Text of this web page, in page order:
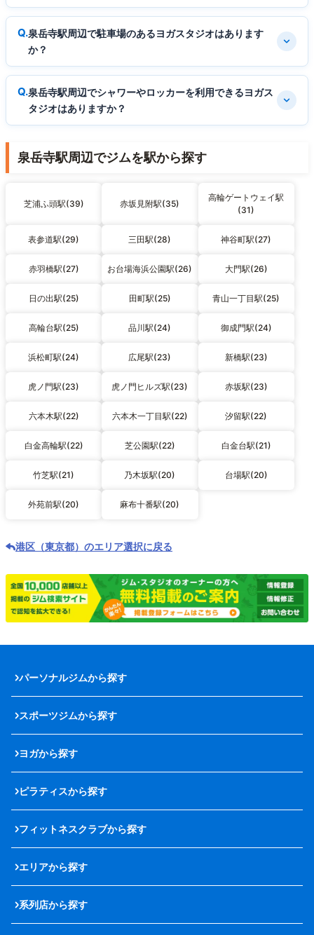
泉岳寺駅周辺で駐車場のあるヨガスタジオはあります
か？
泉岳寺駅周辺でシャワーやロッカーを利用できるヨガス
タジオはありますか？
泉岳寺駅周辺でジムを駅から探す
芝浦ふ頭駅(39) 赤坂見附駅(35)
高輪ゲートウェイ駅
(31)
表参道駅(29) 三田駅(28) 神谷町駅(27)
赤羽橋駅(27) お台場海浜公園駅(26) 大門駅(26)
日の出駅(25) 田町駅(25) 青山一丁目駅(25)
高輪台駅(25) 品川駅(24) 御成門駅(24)
浜松町駅(24) 広尾駅(23) 新橋駅(23)
虎ノ門駅(23) 虎ノ門ヒルズ駅(23) 赤坂駅(23)
六本木駅(22) 六本木一丁目駅(22) 汐留駅(22)
白金高輪駅(22) 芝公園駅(22) 白金台駅(21)
竹芝駅(21) 乃木坂駅(20) 台場駅(20)
外苑前駅(20) 麻布十番駅(20)
港区（東京都）のエリア選択に戻る
パーソナルジムから探す
スポーツジムから探す
ヨガから探す
ピラティスから探す
フィットネスクラブから探す
エリアから探す
系列店から探す